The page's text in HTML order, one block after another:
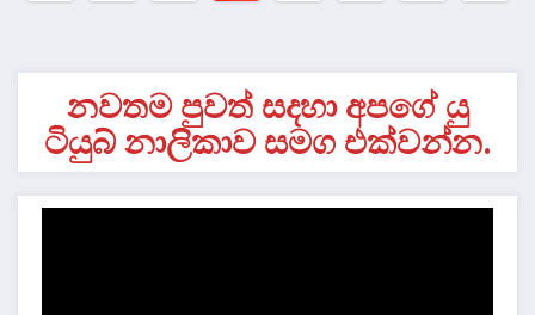
නවතම පුවත් සදහා අපගේ යු
ටියුබ් නාලිකාව සමග එක්වන්න.